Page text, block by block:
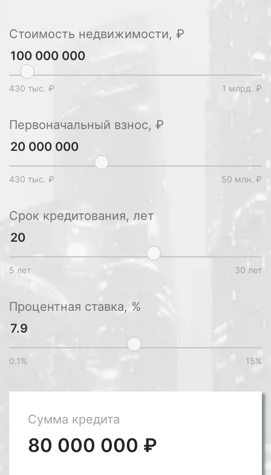
Стоимость недвижимости, ₽
430 тыс. ₽ 1 млрд. ₽
Первоначальный взнос, ₽
430 тыс. ₽ 50 млн. ₽
Срок кредитования, лет
5 лет 30 лет
Процентная ставка, %
0.1% 15%
Сумма кредита
80 000 000 ₽